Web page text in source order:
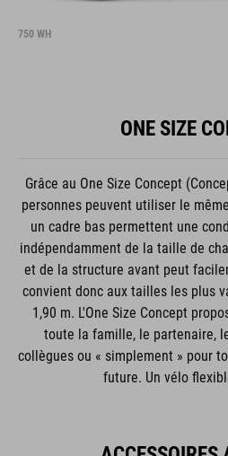
750 WH
ONE SIZE
Grâce au One Size Concept
personnes peuvent utiliser le
un cadre bas permettent une
indépendamment de la taille de
et de la structure avant peut
convient donc aux tailles les plus
1,90 m. L'One Size Concept
toute la famille, le partenaire,
collègues ou « simplement » pour
future. Un vélo